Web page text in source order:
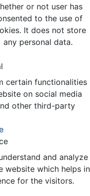
or not user has
to the use of
It does not store
any personal data.
certain functionalities
on social media
other third-party
and analyze
website which helps in
for the visitors.